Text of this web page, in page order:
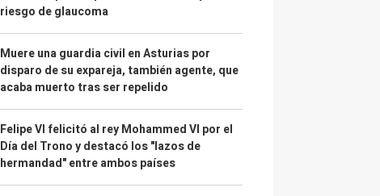
riesgo de glaucoma
Muere una guardia civil en Asturias por
disparo de su expareja, también agente, que
acaba muerto tras ser repelido
Felipe VI felicitó al rey Mohammed VI por el
Día del Trono y destacó los "lazos de
hermandad" entre ambos países